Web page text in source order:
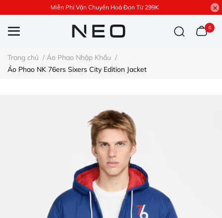
Miễn Phí Vận Chuyển Hoá Đơn Từ 299K
0
Trang chủ / Áo Phao Nhập Khẩu /
Áo Phao NK 76ers Sixers City Edition Jacket